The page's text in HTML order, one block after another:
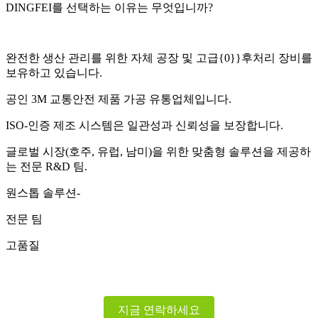
DINGFEI를 선택하는 이유는 무엇입니까?
완전한 생산 관리를 위한 자체 공장 및 고급{0}}후처리 장비를
보유하고 있습니다.
공인 3M 교통안전 제품 가공 유통업체입니다.
ISO-인증 제조 시스템은 일관성과 신뢰성을 보장합니다.
글로벌 시장(호주, 유럽, 남미)을 위한 맞춤형 솔루션을 제공하
는 전문 R&D 팀.
원스톱 솔루션-
전문 팀
고품질
지금 연락하세요